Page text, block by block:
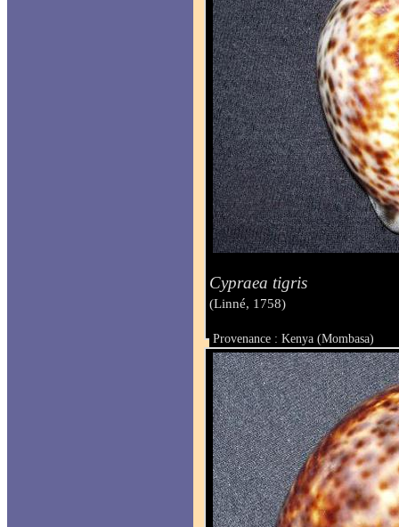
Cypraea tigris
(Linné, 1758)
Provenance : Kenya (Mombasa)
Taille : 94.6 mm